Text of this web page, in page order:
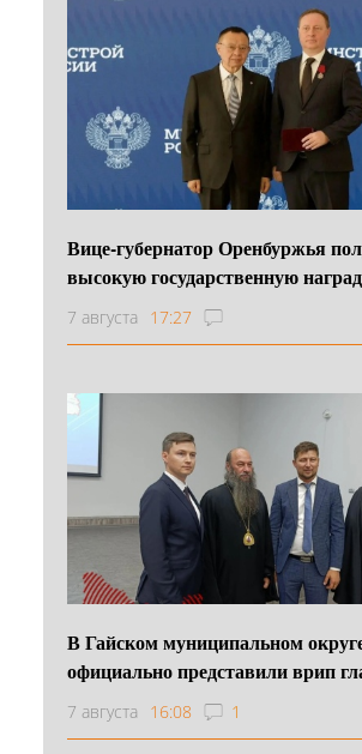
Вице-губернатор Оренбуржья
высокую государственную
7 августа 17:27
В Гайском муниципальном
официально представили врип
7 августа 16:08 1